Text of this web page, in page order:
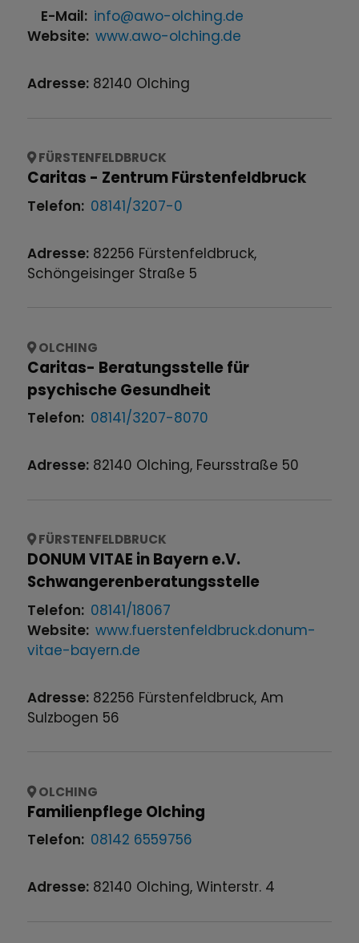
E-Mail: info@awo-olching.de
Website: www.awo-olching.de
Adresse: 82140 Olching
FÜRSTENFELDBRUCK
Caritas - Zentrum Fürstenfeldbruck
Telefon: 08141/3207-0
Adresse: 82256 Fürstenfeldbruck,
Schöngeisinger Straße 5
OLCHING
Caritas- Beratungsstelle für
psychische Gesundheit
Telefon: 08141/3207-8070
Adresse: 82140 Olching, Feursstraße 50
FÜRSTENFELDBRUCK
DONUM VITAE in Bayern e.V.
Schwangerenberatungsstelle
Telefon: 08141/18067
Website: www.fuerstenfeldbruck.donum-
vitae-bayern.de
Adresse: 82256 Fürstenfeldbruck, Am
Sulzbogen 56
OLCHING
Familienpflege Olching
Telefon: 08142 6559756
Adresse: 82140 Olching, Winterstr. 4